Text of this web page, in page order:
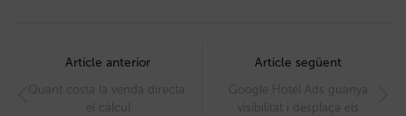
navigation
Article anterior
Quant costa la venda directa:
el càlcul
Article següent
Google Hotel Ads guanya
visibilitat i desplaça els